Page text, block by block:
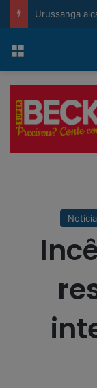
Menu